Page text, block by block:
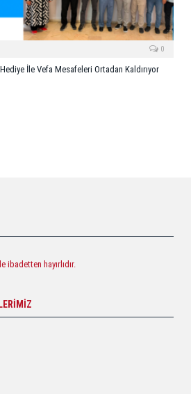
0
İle Vefa Mesafeleri Ortadan Kaldırıyor
ibadetten hayırlıdır.